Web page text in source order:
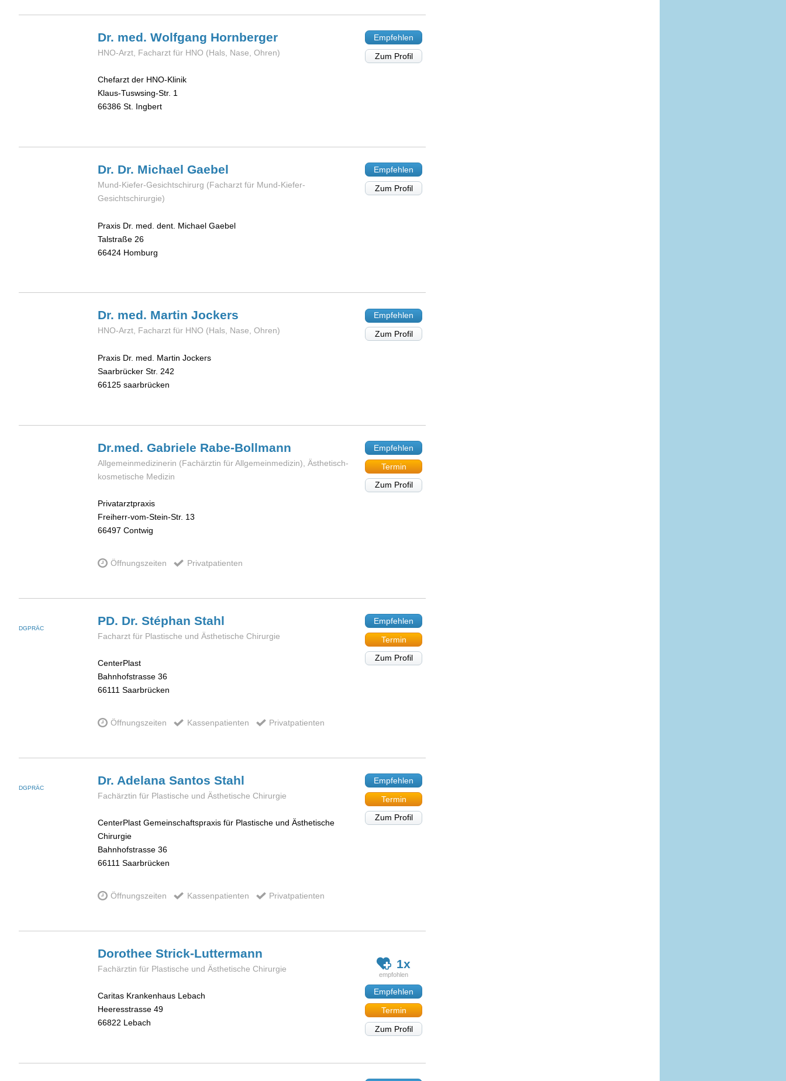
Dr. med. Wolfgang Hornberger
HNO-Arzt, Facharzt für HNO (Hals, Nase, Ohren)
Chefarzt der HNO-Klinik
Klaus-Tuswsing-Str. 1
66386 St. Ingbert
Empfehlen
Zum Profil
Dr. Dr. Michael Gaebel
Mund-Kiefer-Gesichtschirurg (Facharzt für Mund-Kiefer-
Gesichtschirurgie)
Praxis Dr. med. dent. Michael Gaebel
Talstraße 26
66424 Homburg
Empfehlen
Zum Profil
Dr. med. Martin Jockers
HNO-Arzt, Facharzt für HNO (Hals, Nase, Ohren)
Praxis Dr. med. Martin Jockers
Saarbrücker Str. 242
66125 saarbrücken
Empfehlen
Zum Profil
Dr.med. Gabriele Rabe-Bollmann
Allgemeinmedizinerin (Fachärztin für Allgemeinmedizin), Ästhetisch-
kosmetische Medizin
Privatarztpraxis
Freiherr-vom-Stein-Str. 13
66497 Contwig
Öffnungszeiten Privatpatienten
Empfehlen
Termin
Zum Profil
DGPRÄC
PD. Dr. Stéphan Stahl
Facharzt für Plastische und Ästhetische Chirurgie
CenterPlast
Bahnhofstrasse 36
66111 Saarbrücken
Öffnungszeiten Kassenpatienten Privatpatienten
Empfehlen
Termin
Zum Profil
DGPRÄC
Dr. Adelana Santos Stahl
Fachärztin für Plastische und Ästhetische Chirurgie
CenterPlast Gemeinschaftspraxis für Plastische und Ästhetische
Chirurgie
Bahnhofstrasse 36
66111 Saarbrücken
Öffnungszeiten Kassenpatienten Privatpatienten
Empfehlen
Termin
Zum Profil
Dorothee Strick-Luttermann
Fachärztin für Plastische und Ästhetische Chirurgie
Caritas Krankenhaus Lebach
Heeresstrasse 49
66822 Lebach
1x
Empfehlen
Termin
Zum Profil